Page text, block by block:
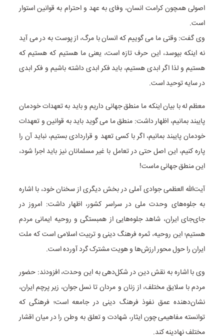
اصولی همچون کرامت انسان، وفای به عهد و احترام به قوانین استوار
است.
وی گفت: وقتی ما می گوییم که انسان با مرگ، از پوست به در می آید
نه اینکه بپوسد، این حرف تازه است، یعنی ما هستیم که هستیم که
هستیم و لذا اگر ابدی هستیم، باید فکر ابدی داشته باشیم و فکر ابدی
در سایه توحید است.
معظم له با بیان اینکه ما منطق جهانی داریم و باید به تعهدات خودمان
پایبند بمانیم، اظهار داشت: منطق ما می گوید باید به قوانین و تعهدات
خودمان پایبند بمانیم، اگر با کسی تعهد و قراردادی بستیم، نباید آن را
پاره کنیم، این اصل حتی در تعامل با غیر مسلمانان نیز باید اجرا شود،
این منطق جهانی ماست!
آیت‌الله العظمی جوادی آملی در بخش دیگری از سخنان خود، با اشاره
به جلوه‌های وحدت ملی در سراسر کشور، اظهار داشت: امروز در
جای‌جای ایران، شاهد جلوه‌هایی از همبستگی و روحیه ایمانی مردم
هستیم؛ این روحیه، ثمره فرهنگ دینی و تربیت اسلامی است که ملت
ایران را حول محور ارزش‌ها و هویت مشترک گرد آورده است.
وی با اشاره به نقش دین در شکل‌دهی به این وحدت، افزودند: حضور
مردم با سلایق مختلف، از زنان و مردان تا نسل جوان، زیر پرچم ایران،
نشان‌دهنده عمق نفوذ فرهنگ دینی در جامعه است؛ فرهنگی که
توانسته مفاهیمی چون ایثار، شهادت و تعلق به وطن را در میان اقشار
مختلف نهادینه کند.